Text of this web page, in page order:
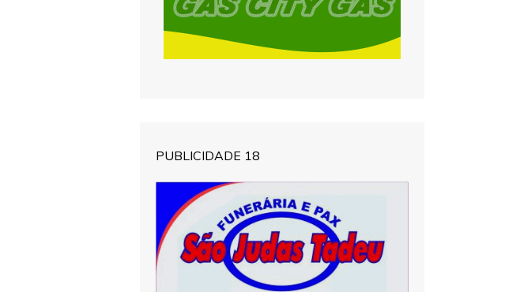
PUBLICIDADE 18